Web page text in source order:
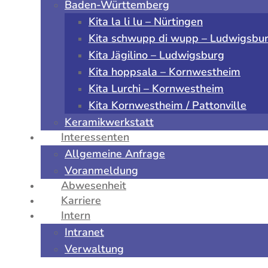
Baden-Württemberg
Kita la li lu – Nürtingen
Kita schwupp di wupp –
Kita Jägilino – Ludwigsburg
Kita hoppsala – Kornwestheim
Kita Lurchi – Kornwestheim
Kita Kornwestheim / Pattonville
Keramikwerkstatt
Interessenten
Allgemeine Anfrage
Voranmeldung
Abwesenheit
Karriere
Intern
Intranet
Verwaltung